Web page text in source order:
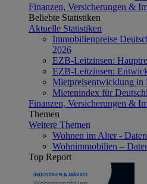
Finanzen, Versicherungen &
Beliebte Statistiken
Aktuelle Statistiken
Immobilienpreise
2026
EZB-Leitzinsen:
EZB-Leitzinsen:
Mietpreisentwicklung in
Mietenindex für
Finanzen, Versicherungen &
Themen
Weitere Themen
Wohnen im Alter -
Wohnimmobilien –
Top Report